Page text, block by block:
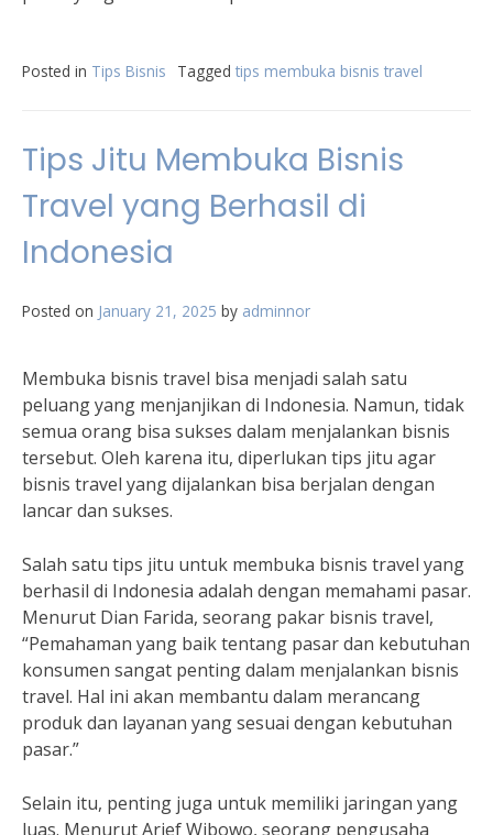
Posted in Tips Bisnis Tagged tips membuka bisnis travel
Tips Jitu Membuka Bisnis
Travel yang Berhasil di
Indonesia
Posted on January 21, 2025 by adminnor
Membuka bisnis travel bisa menjadi salah satu
peluang yang menjanjikan di Indonesia. Namun, tidak
semua orang bisa sukses dalam menjalankan bisnis
tersebut. Oleh karena itu, diperlukan tips jitu agar
bisnis travel yang dijalankan bisa berjalan dengan
lancar dan sukses.
Salah satu tips jitu untuk membuka bisnis travel yang
berhasil di Indonesia adalah dengan memahami pasar.
Menurut Dian Farida, seorang pakar bisnis travel,
“Pemahaman yang baik tentang pasar dan kebutuhan
konsumen sangat penting dalam menjalankan bisnis
travel. Hal ini akan membantu dalam merancang
produk dan layanan yang sesuai dengan kebutuhan
pasar.”
Selain itu, penting juga untuk memiliki jaringan yang
luas. Menurut Arief Wibowo, seorang pengusaha